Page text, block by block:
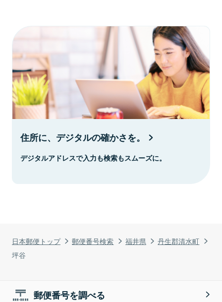
日本郵便トップ 郵便番号検索 福井県
丹生郡清水町
坪谷
住所に、デジタルの確かさを。
デジタルアドレスで入力も検索もスムーズに。
郵便番号を調べる